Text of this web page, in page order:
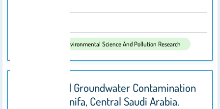
Environmental Science And Pollution Research
Quality And Groundwater Contamination
Of Wadi Hanifa, Central Saudi Arabia.